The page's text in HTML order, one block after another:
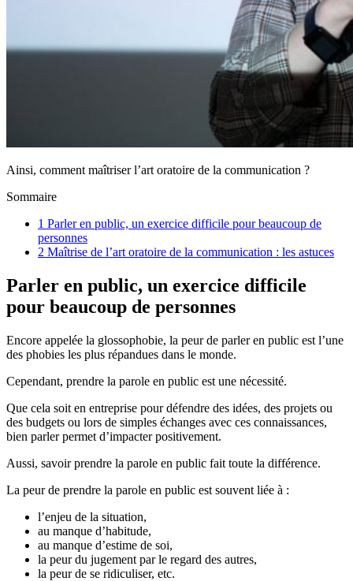
Ainsi, comment maîtriser l’art oratoire de la communication ?
Sommaire
1 Parler en public, un exercice difficile pour beaucoup de
personnes
2 Maîtrise de l’art oratoire de la communication : les astuces
Parler en public, un exercice difficile
pour beaucoup de personnes
Encore appelée la glossophobie, la peur de parler en public est l’une
des phobies les plus répandues dans le monde.
Cependant, prendre la parole en public est une nécessité.
Que cela soit en entreprise pour défendre des idées, des projets ou
des budgets ou lors de simples échanges avec ces connaissances,
bien parler permet d’impacter positivement.
Aussi, savoir prendre la parole en public fait toute la différence.
La peur de prendre la parole en public est souvent liée à :
l’enjeu de la situation,
au manque d’habitude,
au manque d’estime de soi,
la peur du jugement par le regard des autres,
la peur de se ridiculiser, etc.